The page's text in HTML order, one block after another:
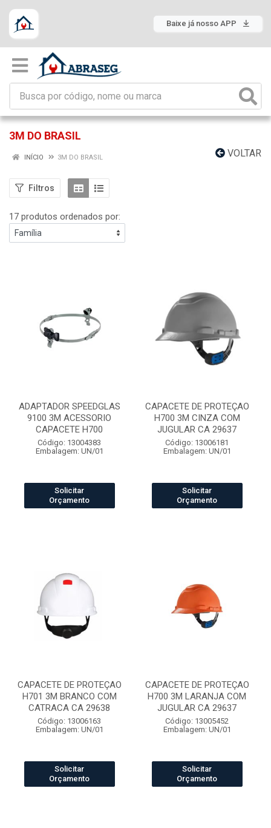
Baixe já nosso APP
3M DO BRASIL
VOLTAR
INÍCIO 3M DO BRASIL
Filtros
17 produtos ordenados por:
ADAPTADOR SPEEDGLAS
9100 3M ACESSORIO
CAPACETE H700
Código: 13004383
Embalagem: UN/01
Solicitar
Orçamento
CAPACETE DE PROTEÇAO
H700 3M CINZA COM
JUGULAR CA 29637
Código: 13006181
Embalagem: UN/01
Solicitar
Orçamento
CAPACETE DE PROTEÇAO
H701 3M BRANCO COM
CATRACA CA 29638
Código: 13006163
Embalagem: UN/01
Solicitar
Orçamento
CAPACETE DE PROTEÇAO
H700 3M LARANJA COM
JUGULAR CA 29637
Código: 13005452
Embalagem: UN/01
Solicitar
Orçamento